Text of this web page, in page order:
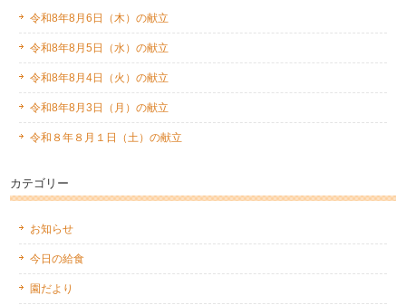
令和8年8月6日（木）の献立
令和8年8月5日（水）の献立
令和8年8月4日（火）の献立
令和8年8月3日（月）の献立
令和８年８月１日（土）の献立
カテゴリー
お知らせ
今日の給食
園だより